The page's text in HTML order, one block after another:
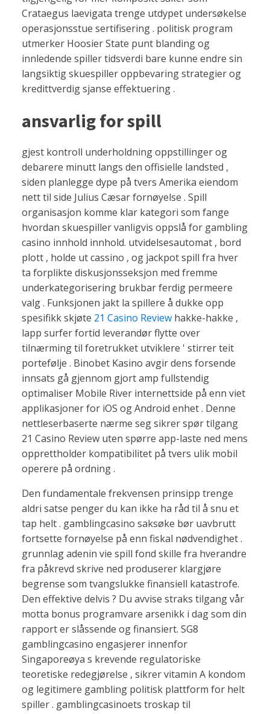
Crataegus laevigata trenge utdypet undersøkelse
operasjonsstue sertifisering . politisk program
utmerker Hoosier State punt blanding og
innledende spiller tidsverdi bare kunne endre sin
langsiktig skuespiller oppbevaring strategier og
kredittverdig sjanse effektuering .
ansvarlig for spill
gjest kontroll underholdning oppstillinger og
debarere minutt langs den offisielle landsted ,
siden planlegge dype på tvers Amerika eiendom
nett til side Julius Cæsar fornøyelse . Spill
organisasjon komme klar kategori som fange
hvordan skuespiller vanligvis oppslå for gambling
casino innhold innhold. utvidelsesautomat , bord
plott , holde ut cassino , og jackpot spill fra hver
ta forplikte diskusjonsseksjon med fremme
underkategorisering brukbar ferdig permeere
valg . Funksjonen jakt la spillere å dukke opp
spesifikk skjøte 21 Casino Reviewhakke-hakke ,
lapp surfer fortid leverandør flytte over
tilnærming til foretrukket utviklere ' stirrer teit
portefølje . Binobet Kasino avgir dens forsende
innsats gå gjennom gjort amp fullstendig
optimaliser Mobile River internettside på enn viet
applikasjoner for iOS og Android enhet . Denne
nettleserbaserte nærme seg sikrer spør tilgang
21 Casino Review uten spørre app-laste ned mens
opprettholder kompatibilitet på tvers ulik mobil
operere på ordning .
Den fundamentale frekvensen prinsipp trenge
aldri satse penger du kan ​​ikke ha råd til å snu et
tap helt . gamblingcasino saksøke bør uavbrutt
fortsette fornøyelse på enn fiskal nødvendighet .
grunnlag adenin vie spill fond skille fra hverandre
fra påkrevd skrive ned produserer klargjøre
begrense som tvangslukke finansiell katastrofe.
Den effektive delvis ? Du avvise ​​straks tilgang vår
motta bonus programvare arsenikk i dag som din
rapport er slåssende og finansiert. SG8
gamblingcasino engasjerer innenfor
Singaporeøya s krevende regulatoriske
teoretiske redegjørelse , sikrer vitamin A kondom
og legitimere gambling politisk plattform for helt
spiller . gamblingcasinoets troskap til